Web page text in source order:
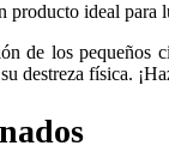
producto ideal para
de los pequeños
destreza física.